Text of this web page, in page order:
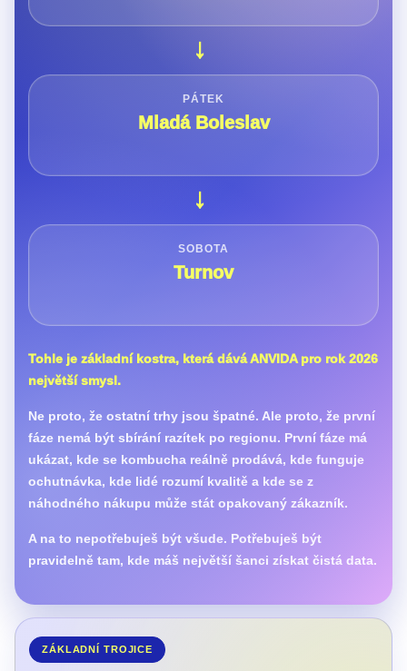
→
PÁTEK
Mladá Boleslav
→
SOBOTA
Turnov
Tohle je základní kostra, která dává ANVIDA pro rok 2026
největší smysl.
Ne proto, že ostatní trhy jsou špatné. Ale proto, že první
fáze nemá být sbírání razítek po regionu. První fáze má
ukázat, kde se kombucha reálně prodává, kde funguje
ochutnávka, kde lidé rozumí kvalitě a kde se z
náhodného nákupu může stát opakovaný zákazník.
A na to nepotřebuješ být všude. Potřebuješ být
pravidelně tam, kde máš největší šanci získat čistá data.
ZÁKLADNÍ TROJICE